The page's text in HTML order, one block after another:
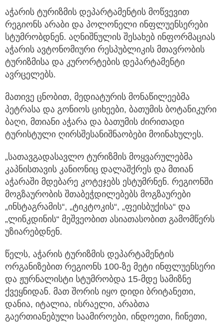
აჭარის ტურიზმის დეპარტამენტის მოწვევით
რეგიონს არაბი და პოლონელი ინფლუენსერები
სტუმრობდნენ. აღნიშნულის შესახებ ინფორმაციას
აჭარის ავტონომიური რესპუბლიკის მთავრობის
ტურიზმისა და კურორტების დეპარტამენტი
ავრცელებს.
მათივე ცნობით, მედიატურის მონაწილეებმა
პეტრასა და გონიოს ციხეები, ბათუმის ბოტანიკური
ბაღი, მთიანი აჭარა და ბათუმის ძირითადი
ტურისტული ღირსშესანიშნაობები მოინახულეს.
„სათავგადასავლო ტურიზმის მოყვარულებმა
კაპნისთავის კანიონიც დალაშქრეს და მთიან
აჭარაში მდებარე კოტეჯებს ესტუმრნენ. რეგიონში
მოგზაურობის შთაბეჭდილებებს მოგზაურები
„ინსტაგრამის“, „ტიკტოკის“, „ფეისბუქისა“ და
„ლინკდინის“ მეშვეობით ასიათასობით გამომწერს
უზიარებდნენ.
წელს, აჭარის ტურიზმის დეპარტამენტის
ორგანიზებით რეგიონს 100-ზე მეტი ინფლუენსერი
და ჟურნალისტი სტუმრობდა 15-მდე სამიზნე
ქვეყნიდან. მათ შორის იყო დიდი ბრიტანეთი,
დანია, იტალია, ისრაელი, არაბთა
გაერთიანებული საამიროები, ინდოეთი, ჩინეთი,